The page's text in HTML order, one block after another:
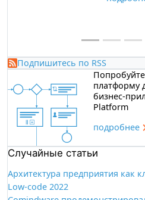
Подпишитесь по RSS
платформу
бизнес-
Platform
подробнee
Случайные статьи
Архитектура предприятия как
Low-code 2022